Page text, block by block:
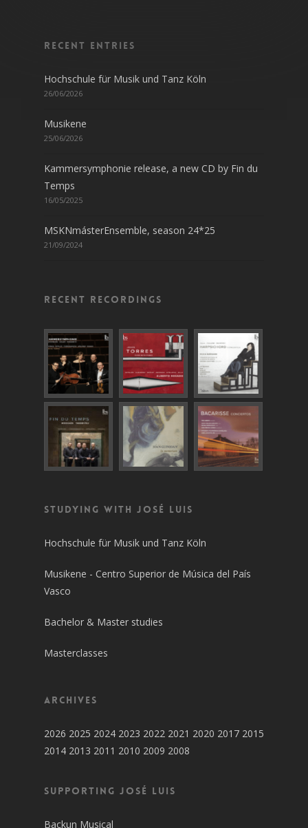
Recent entries
Hochschule für Musik und Tanz Köln
26/06/2026
Musikene
25/06/2026
Kammersymphonie release, a new CD by Fin du
Temps
16/05/2025
MSKNmásterEnsemble, season 24*25
21/09/2024
Recent recordings
Studying with José Luis
Hochschule für Musik und Tanz Köln
Musikene - Centro Superior de Música del País
Vasco
Bachelor & Master studies
Masterclasses
Archives
2026 2025 2024 2023 2022 2021 2020 2017 2015
2014 2013 2011 2010 2009 2008
SUPPORTING JOSÉ LUIS
Backun Musical